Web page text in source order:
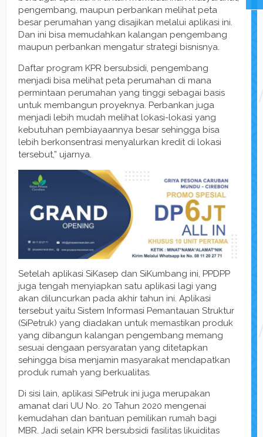
pengembang, maupun perbankan melihat peta
besar perumahan yang disajikan melalui aplikasi ini.
Dan ini bisa memudahkan kalangan pengembang
maupun perbankan mengatur strategi bisnisnya.
Daftar program KPR bersubsidi, pengembang
menjadi bisa melihat peta perumahan di mana
permintaan perumahan yang tinggi sebagai basis
untuk membangun proyeknya. Perbankan juga
menjadi lebih mudah melihat lokasi-lokasi yang
kebutuhan pembiayaannya besar sehingga bisa
lebih berkonsentrasi menyalurkan kredit di lokasi
tersebut,” ujarnya.
Setelah aplikasi SiKasep dan SiKumbang ini, PPDPP
juga tengah menyiapkan satu aplikasi lagi yang
akan diluncurkan pada akhir tahun ini. Aplikasi
tersebut yaitu Sistem Informasi Pemantauan Struktur
(SiPetruk) yang diadakan untuk memastikan produk
yang dibangun kalangan pengembang memang
sesuai dengaan persyaratan yang ditetapkan
sehingga bisa menjamin masyarakat mendapatkan
produk rumah yang berkualitas.
Di sisi lain, aplikasi SiPetruk ini juga merupakan
amanat dari UU No. 20 Tahun 2020 mengenai
kemudahan dan bantuan pemilikan rumah bagi
MBR. Jadi selain KPR bersubsidi fasilitas likuiditas